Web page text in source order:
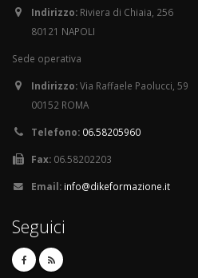
Indirizzo: Riviera di Chiaia, 256
80121 NAPOLI
Sede operativa
Indirizzo:Via Raffaele Paolucci, 59
00152 ROMA
Telefono: 06.58205960
Fax: 06.58202203
Email: info@dikeformazione.it
Seguici